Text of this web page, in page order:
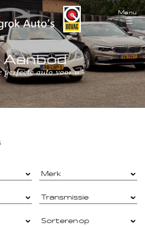
Menu
Aanbod
perfecte auto voor u”